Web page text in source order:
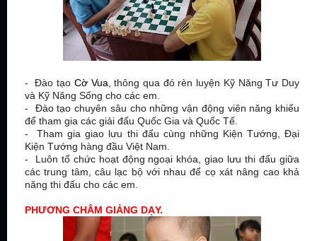
- Đào tạo Cờ Vua, thông qua đó rèn luyện Kỹ Năng Tư Duy
và Kỹ Năng Sống cho các em.
- Đào tạo chuyên sâu cho những vận động viên năng khiếu
để tham gia các giải đấu Quốc Gia và Quốc Tế.
- Tham gia giao lưu thi đấu cùng những Kiện Tướng, Đại
Kiện Tướng hàng đầu Việt Nam.
- Luôn tổ chức hoạt động ngoại khóa, giao lưu thi đấu giữa
các trung tâm, câu lạc bộ với nhau để cọ xát nâng cao khả
năng thi đấu cho các em.
PHƯƠNG CHÂM GIẢNG DẠY.